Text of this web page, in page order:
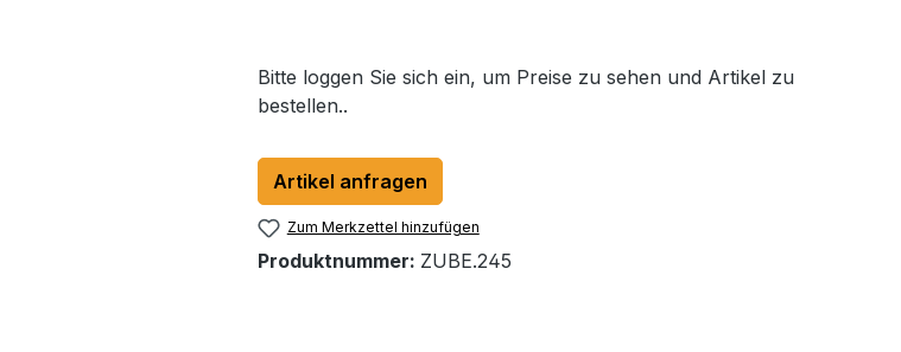
Bitte loggen Sie sich ein, um Preise zu sehen und Artikel zu
bestellen..
Artikel anfragen
Zum Merkzettel hinzufügen
Produktnummer: ZUBE.245